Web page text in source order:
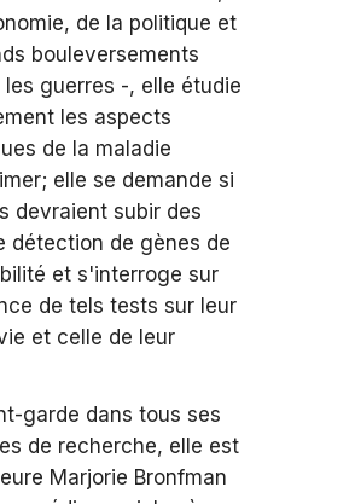
de la politique et
bouleversements
les guerres -, elle étudie
les aspects
de la maladie
elle se demande si
devraient subir des
détection de gènes de
et s'interroge sur
de tels tests sur leur
et celle de leur
garde dans tous ses
de recherche, elle est
Marjorie Bronfman